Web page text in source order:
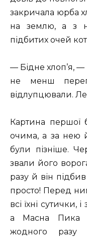
закричала юрба
на землю, а з
підбитих очей
— Бідне хлоп’я, —
не менш
відлупцювали.
Картина першої
очима, а за нею
були пізніше.
звали його
разу й він
просто! Перед
всі їхні
а Масна Пика
жодного